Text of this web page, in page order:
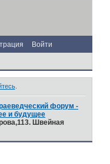
Войти
.
форум -
и будущее
Швейная